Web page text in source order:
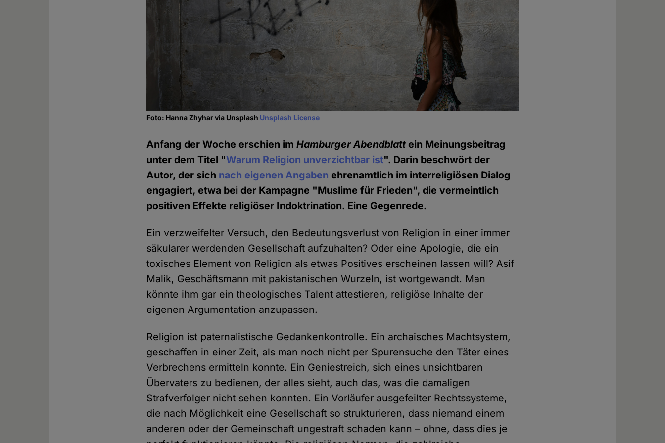
Foto: Hanna Zhyhar via Unsplash Unsplash License
Anfang der Woche erschien imHamburger Abendblattein Meinungsbeitrag
unter dem Titel "Warum Religion unverzichtbar ist". Darin beschwört der
Autor, der sich nach eigenen Angaben ehrenamtlich im interreligiösen Dialog
engagiert, etwa bei der Kampagne "Muslime für Frieden", die vermeintlich
positiven Effekte religiöser Indoktrination. Eine Gegenrede.
Ein verzweifelter Versuch, den Bedeutungsverlust von Religion in einer immer
säkularer werdenden Gesellschaft aufzuhalten? Oder eine Apologie, die ein
toxisches Element von Religion als etwas Positives erscheinen lassen will? Asif
Malik, Geschäftsmann mit pakistanischen Wurzeln, ist wortgewandt. Man
könnte ihm gar ein theologisches Talent attestieren, religiöse Inhalte der
eigenen Argumentation anzupassen.
Religion ist paternalistische Gedankenkontrolle. Ein archaisches Machtsystem,
geschaffen in einer Zeit, als man noch nicht per Spurensuche den Täter eines
Verbrechens ermitteln konnte. Ein Geniestreich, sich eines unsichtbaren
Übervaters zu bedienen, der alles sieht, auch das, was die damaligen
Strafverfolger nicht sehen konnten. Ein Vorläufer ausgefeilter Rechtssysteme,
die nach Möglichkeit eine Gesellschaft so strukturieren, dass niemand einem
anderen oder der Gemeinschaft ungestraft schaden kann – ohne, dass dies je